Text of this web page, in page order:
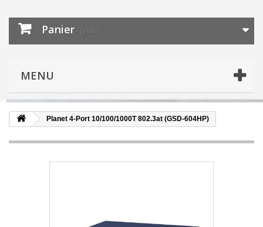
Panier (vide)
MENU
Planet 4-Port 10/100/1000T 802.3at (GSD-604HP)